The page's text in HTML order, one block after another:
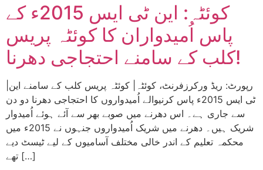
کوئٹہ: این ٹی ایس 2015ء کے
پاس اُمیدواران کا کوئٹہ پریس
کلب کے سامنے احتجاجی دھرنا!
ٹی ایس 2015ء پاس کرنیوالے اُمیدواروں کا احتجاجی دھرنا دو دن
سے جاری ہے۔ اس دھرنے میں صوبے بھر سے آئے ہوئے اُمیدوار
شریک ہیں۔ دھرنے میں شریک اُمیدواروں جنہوں نے 2015ء میں
محکمہ تعلیم کے اندر خالی مختلف آسامیوں کے لیے ٹیسٹ دیے
تھے […]